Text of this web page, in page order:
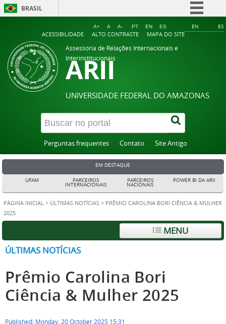
BRASIL
Simplifique!
EN ES
ACESSIBILIDADE ALTO CONTRASTE MAPA DO SITE
A+ A A- PT EN ES
Assessoria de Relações Internacionais e
Interinstitucionais
ARII
UNIVERSIDADE FEDERAL DO AMAZONAS
Perguntas frequentes Contato Site Antigo
EM DESTAQUE
UFAM PARCEIROS
INTERNACIONAIS
PARCEIROS
NACIONAIS
POWER BI DA ARII
PÁGINA INICIAL > ÚLTIMAS NOTÍCIAS > PRÊMIO CAROLINA BORI CIÊNCIA & MULHER
2025
MENU
ÚLTIMAS NOTÍCIAS
Prêmio Carolina Bori
Ciência & Mulher 2025
Published: Monday, 20 October 2025 15:31